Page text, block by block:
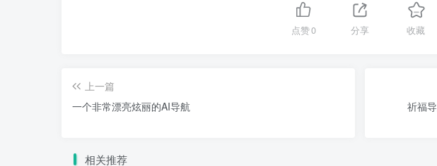
点赞0 分享 收藏
上一篇
一个非常漂亮炫丽的AI导航
祈福
相关推荐